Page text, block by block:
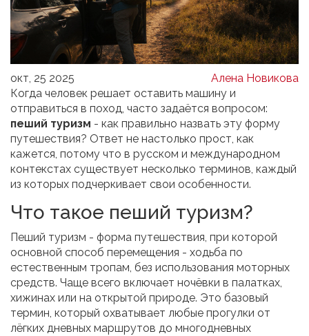
окт, 25 2025
Алена Новикова
Когда человек решает оставить машину и
отправиться в поход, часто задаётся вопросом:
пеший туризм - как правильно назвать эту форму
путешествия? Ответ не настолько прост, как
кажется, потому что в русском и международном
контекстах существует несколько терминов, каждый
из которых подчеркивает свои особенности.
Что такое пеший туризм?
Пеший туризм - форма путешествия, при которой
основной способ перемещения - ходьба по
естественным тропам, без использования моторных
средств. Чаще всего включает ночёвки в палатках,
хижинах или на открытой природе. Это базовый
термин, который охватывает любые прогулки от
лёгких дневных маршрутов до многодневных